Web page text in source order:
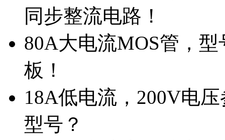
同步整流电路！
80A大电流MOS管，
板！
18A低电流，200V电
型号？